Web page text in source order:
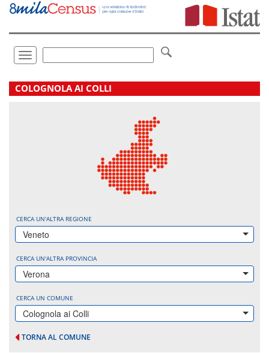
Vai
direttamente
Toggle
navigation
.
COLOGNOLA AI COLLI
CERCA UN'ALTRA REGIONE
Veneto
CERCA UN'ALTRA PROVINCIA
Verona
CERCA UN COMUNE
Colognola ai Colli
TORNA AL COMUNE